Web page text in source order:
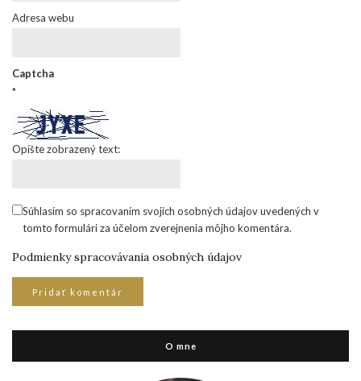
Adresa webu
Captcha
*
Opíšte zobrazený text:
Súhlasím so spracovaním svojich osobných údajov uvedených v
tomto formulári za účelom zverejnenia môjho komentára.
Podmienky spracovávania osobných údajov
O mne